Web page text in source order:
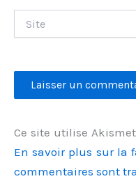
Ce site utilise
En savoir plus sur la
commentaires sont